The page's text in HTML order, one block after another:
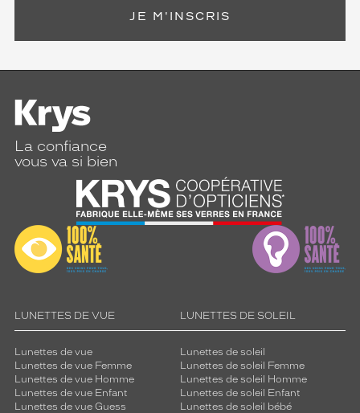
JE M'INSCRIS
La confiance
vous va si bien
LUNETTES DE VUE
Lunettes de vue
Lunettes de vue Femme
Lunettes de vue Homme
Lunettes de vue Enfant
Lunettes de vue Guess
LUNETTES DE SOLEIL
Lunettes de soleil
Lunettes de soleil Femme
Lunettes de soleil Homme
Lunettes de soleil Enfant
Lunettes de soleil bébé